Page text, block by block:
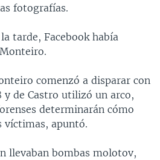
fotografías.
tarde, Facebook había
comenzó a disparar con
y de Castro utilizó un arco,
determinarán cómo
víctimas, apuntó.
llevaban bombas molotov,